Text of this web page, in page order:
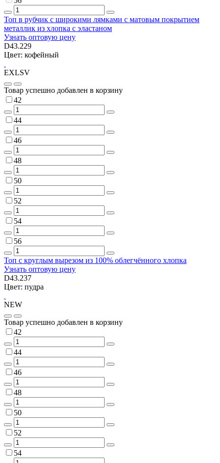
Топ в рубчик с широкими лямками с матовым покрытием
металлик из хлопка с эластаном
Узнать оптовую цену
D43.229
Цвет: кофейный
EXLSV
Товар успешно добавлен в корзину
42
44
46
48
50
52
54
56
Топ с круглым вырезом из 100% облегчённого хлопка
Узнать оптовую цену
D43.237
Цвет: пудра
NEW
Товар успешно добавлен в корзину
42
44
46
48
50
52
54